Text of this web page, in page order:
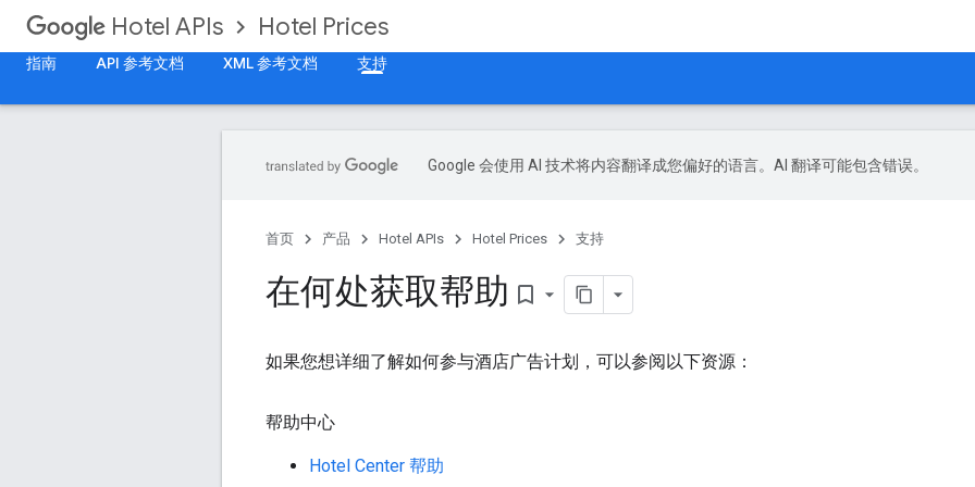
Hotel APIs Hotel Prices
指南 API 参考文档 XML 参考文档 支持
Google 会使用 AI 技术将内容翻译成您偏好的语言。AI 翻译可能包含错误。
首页 产品 Hotel APIs Hotel Prices 支持
在何处获取帮助 bookmark_border
如果您想详细了解如何参与酒店广告计划，可以参阅以下资源：
帮助中心
Hotel Center 帮助